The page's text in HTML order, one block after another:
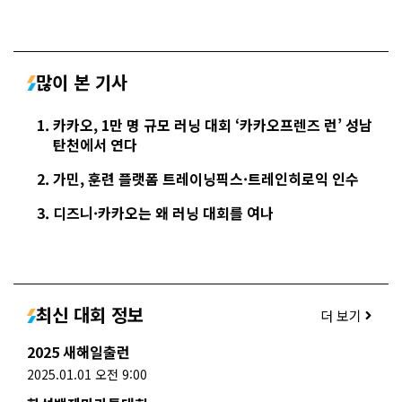
많이 본 기사
카카오, 1만 명 규모 러닝 대회 ‘카카오프렌즈 런’ 성남
탄천에서 연다
가민, 훈련 플랫폼 트레이닝픽스·트레인히로익 인수
디즈니·카카오는 왜 러닝 대회를 여나
최신 대회 정보 더 보기
2025 새해일출런
2025.01.01 오전 9:00